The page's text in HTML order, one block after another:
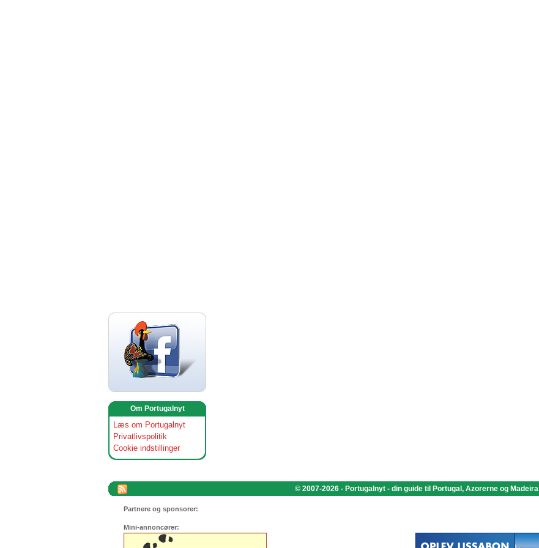
Om Portugalnyt
Læs om Portugalnyt
Privatlivspolitik
Cookie indstillinger
© 2007-2026 - Portugalnyt - din guide til Portugal, Azorerne og Madeira
Partnere og sponsorer:
Mini-annoncører: